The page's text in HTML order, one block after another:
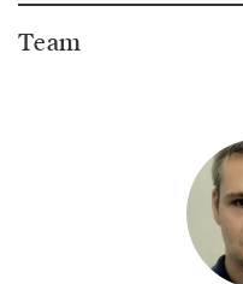
Team